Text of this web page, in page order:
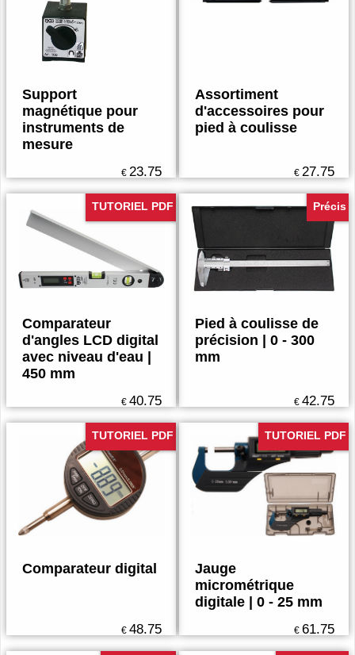
Support
magnétique pour
instruments de
mesure
€ 23.75
Assortiment
d'accessoires pour
pied à coulisse
€ 27.75
TUTORIEL PDF
Comparateur
d'angles LCD digital
avec niveau d'eau |
450 mm
€ 40.75
Précis
Pied à coulisse de
précision | 0 - 300
mm
€ 42.75
TUTORIEL PDF
Comparateur digital
€ 48.75
TUTORIEL PDF
Jauge
micrométrique
digitale | 0 - 25 mm
€ 61.75